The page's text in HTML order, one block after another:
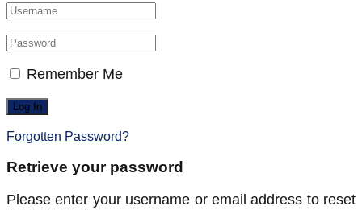
Remember Me
Forgotten Password?
Retrieve your password
Please enter your username or email address to reset